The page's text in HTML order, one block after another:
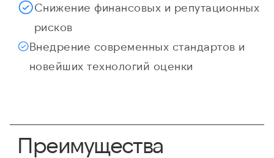
Снижение финансовых и репутационных
рисков
Внедрение современных стандартов и
новейших технологий оценки
Преимущества